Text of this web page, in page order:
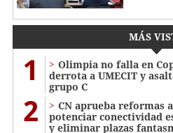
MÁS
1
Olimpia no falla en
derrota a UMECIT y
grupo C
2
CN aprueba reformas
potenciar conectividad
y eliminar plazas